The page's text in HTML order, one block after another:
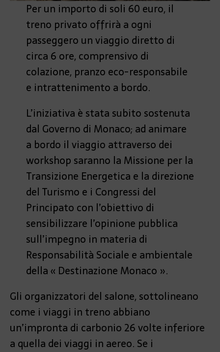
Per un importo di soli 60 euro, il
treno privato offrirà a ogni
passeggero un viaggio diretto di
circa 6 ore, comprensivo di
colazione, pranzo eco-responsabile
e intrattenimento a bordo.
L’iniziativa è stata subito sostenuta
dal Governo di Monaco; ad animare
a bordo il viaggio attraverso dei
workshop saranno la Missione per la
Transizione Energetica e la direzione
del Turismo e i Congressi del
Principato con l’obiettivo di
sensibilizzare l’opinione pubblica
sull’impegno in materia di
Responsabilità Sociale e ambientale
della « Destinazione Monaco ».
Gli organizzatori del salone, sottolineano
come i viaggi in treno abbiano
un’impronta di carbonio 26 volte inferiore
a quella dei viaggi in aereo. Se i